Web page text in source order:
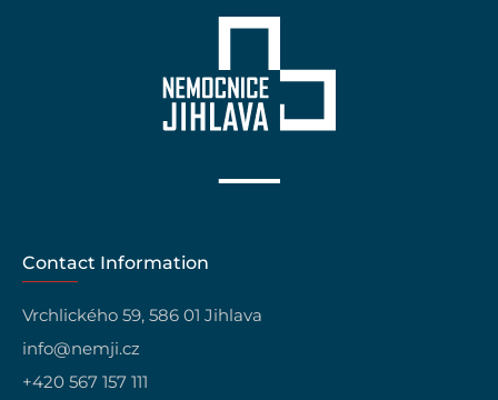
Contact Information
Vrchlického 59, 586 01 Jihlava
info@nemji.cz
+420 567 157 111